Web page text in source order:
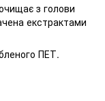
з голови
екстрактами
ПЕТ.